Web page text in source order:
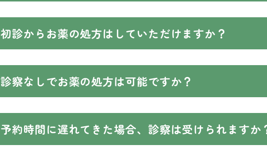
初診からお薬の処方はしていただけますか？
診察なしでお薬の処方は可能ですか？
予約時間に遅れてきた場合、診察は受けられますか